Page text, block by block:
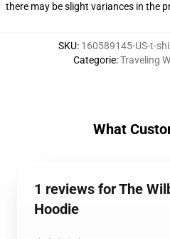
there may be slight variances in the
SKU: 160589145-US-t-
Categorie:Traveling
What
1 reviews for The
Hoodie